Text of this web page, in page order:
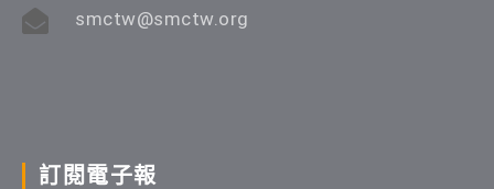
smctw@smctw.org
訂閱電子報